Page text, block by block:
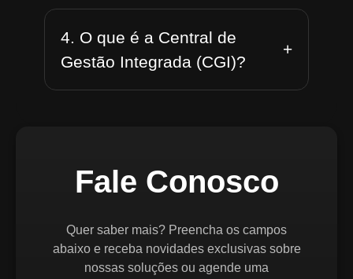
4. O que é a Central de
Gestão Integrada (CGI)?
+
Fale Conosco
Quer saber mais? Preencha os campos
abaixo e receba novidades exclusivas sobre
nossas soluções ou agende uma